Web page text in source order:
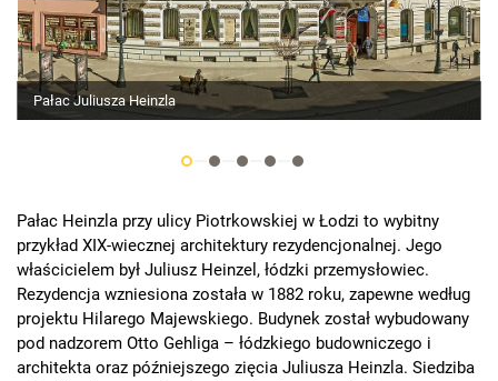
Pałac Juliusza Heinzla
Pałac Heinzla przy ulicy Piotrkowskiej w Łodzi to wybitny
przykład XIX-wiecznej architektury rezydencjonalnej. Jego
właścicielem był Juliusz Heinzel, łódzki przemysłowiec.
Rezydencja wzniesiona została w 1882 roku, zapewne według
projektu Hilarego Majewskiego. Budynek został wybudowany
pod nadzorem Otto Gehliga – łódzkiego budowniczego i
architekta oraz późniejszego zięcia Juliusza Heinzla. Siedziba